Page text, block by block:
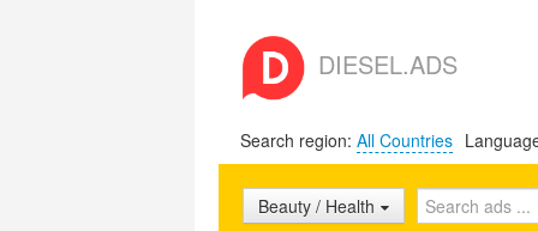
DIESEL.ADS
Search region: All Countries
Beauty / Health